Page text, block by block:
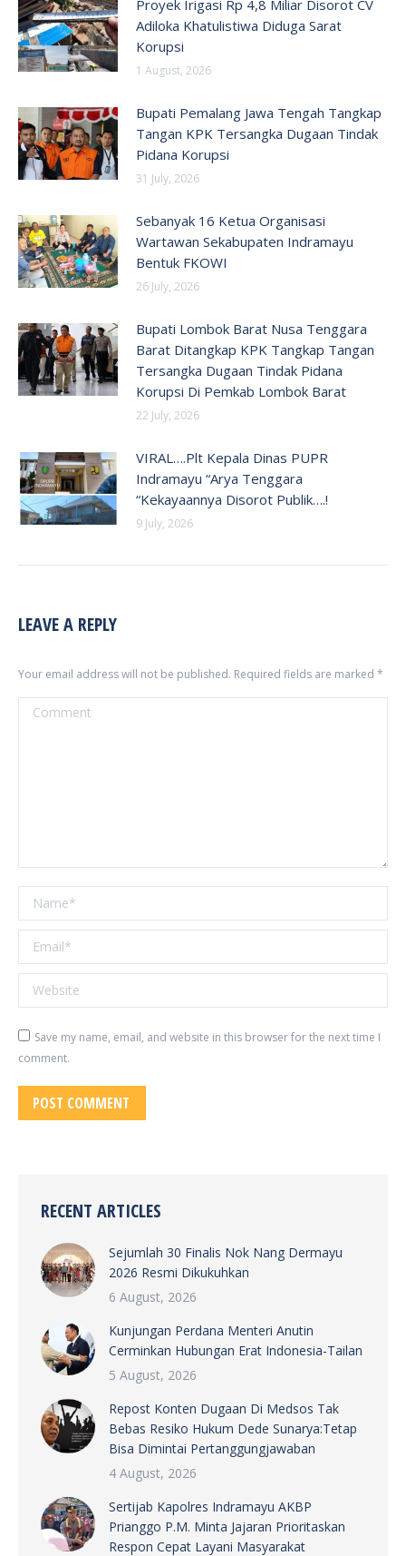
Proyek Irigasi Rp 4,8 Miliar Disorot CV
Adiloka Khatulistiwa Diduga Sarat
Korupsi
1 August, 2026
Bupati Pemalang Jawa Tengah Tangkap
Tangan KPK Tersangka Dugaan Tindak
Pidana Korupsi
31 July, 2026
Sebanyak 16 Ketua Organisasi
Wartawan Sekabupaten Indramayu
Bentuk FKOWI
26 July, 2026
Bupati Lombok Barat Nusa Tenggara
Barat Ditangkap KPK Tangkap Tangan
Tersangka Dugaan Tindak Pidana
Korupsi Di Pemkab Lombok Barat
22 July, 2026
VIRAL….Plt Kepala Dinas PUPR
Indramayu “Arya Tenggara
“Kekayaannya Disorot Publik….!
9 July, 2026
LEAVE A REPLY
Your email address will not be published. Required fields are marked *
Comment
Name *
Email *
Website
Save my name, email, and website in this browser for the next time I
comment.
POST COMMENT
RECENT ARTICLES
Sejumlah 30 Finalis Nok Nang Dermayu
2026 Resmi Dikukuhkan
6 August, 2026
Kunjungan Perdana Menteri Anutin
Cerminkan Hubungan Erat Indonesia-Tailan
5 August, 2026
Repost Konten Dugaan Di Medsos Tak
Bebas Resiko Hukum Dede Sunarya:Tetap
Bisa Dimintai Pertanggungjawaban
4 August, 2026
Sertijab Kapolres Indramayu AKBP
Prianggo P.M. Minta Jajaran Prioritaskan
Respon Cepat Layani Masyarakat